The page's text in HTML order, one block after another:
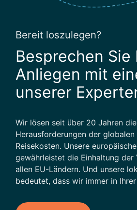
Bereit loszulegen?
Besprechen Sie
Anliegen mit
unserer
Wir lösen seit über 20 Jahren die
Herausforderungen der
Reisekosten. Unsere
gewährleistet die Einhaltung der
allen EU-Ländern. Und unsere
bedeutet, dass wir immer in